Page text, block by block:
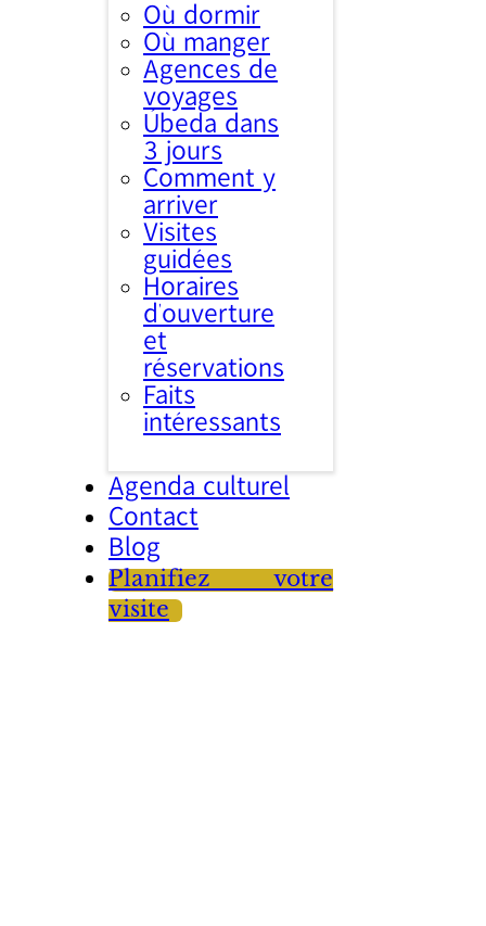
Où dormir
Où manger
Agences de
voyages
Úbeda dans
3 jours
Comment y
arriver
Visites
guidées
Horaires
d’ouverture
et
réservations
Faits
intéressants
Agenda culturel
Contact
Blog
Planifiez votre
visite